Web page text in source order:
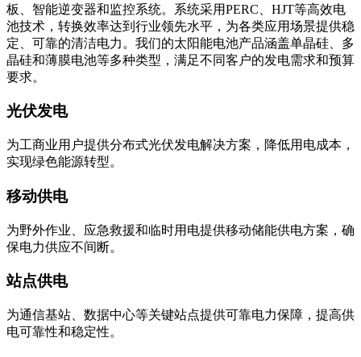
板、智能逆变器和监控系统。系统采用PERC、HJT等高效电
池技术，转换效率达到行业领先水平，为各类应用场景提供稳
定、可靠的清洁电力。我们的太阳能电池产品涵盖单晶硅、多
晶硅和薄膜电池等多种类型，满足不同客户的发电需求和预算
要求。
光伏发电
为工商业用户提供分布式光伏发电解决方案，降低用电成本，
实现绿色能源转型。
移动供电
为野外作业、应急救援和临时用电提供移动储能供电方案，确
保电力供应不间断。
站点供电
为通信基站、数据中心等关键站点提供可靠电力保障，提高供
电可靠性和稳定性。